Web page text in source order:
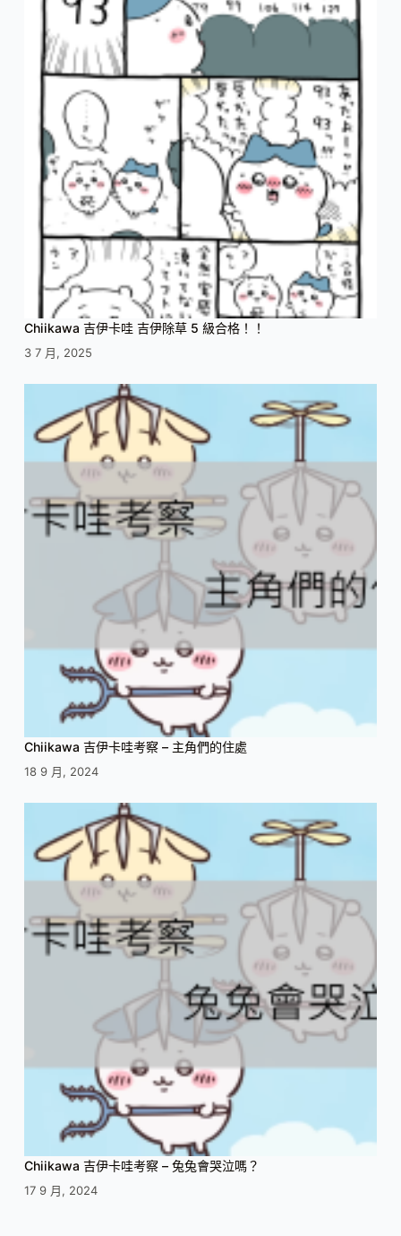
Chiikawa 吉伊卡哇 吉伊除草 5 級合格！！
3 7 月, 2025
Chiikawa 吉伊卡哇考察 – 主角們的住處
18 9 月, 2024
Chiikawa 吉伊卡哇考察 – 兔兔會哭泣嗎？
17 9 月, 2024